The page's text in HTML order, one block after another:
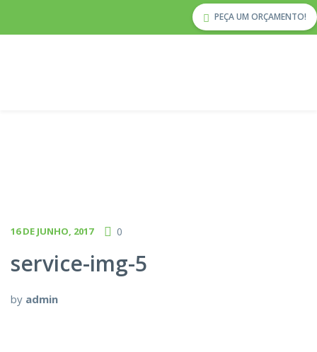
PEÇA UM ORÇAMENTO!
16 DE JUNHO, 2017 0
service-img-5
by admin